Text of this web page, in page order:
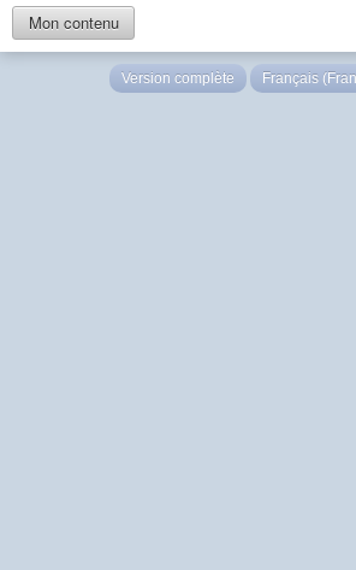
Mon contenu
Version complète Français